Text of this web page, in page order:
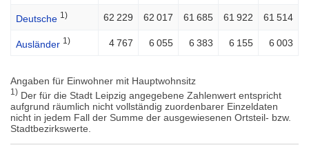
Deutsche 1) 62 229 62 017 61 685 61 922 61 514
Ausländer 1) 4 767 6 055 6 383 6 155 6 003
Angaben für Einwohner mit Hauptwohnsitz
1) Der für die Stadt Leipzig angegebene Zahlenwert entspricht
aufgrund räumlich nicht vollständig zuordenbarer Einzeldaten
nicht in jedem Fall der Summe der ausgewiesenen Ortsteil- bzw.
Stadtbezirkswerte.